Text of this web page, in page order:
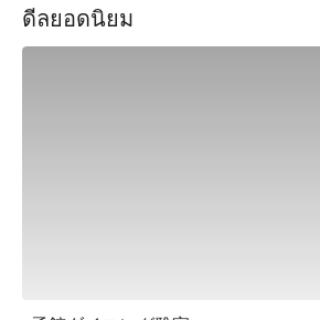
highlight the natural sweetness of the
the hearty set meals, perfectly cooked
ดีลยอดนิยม